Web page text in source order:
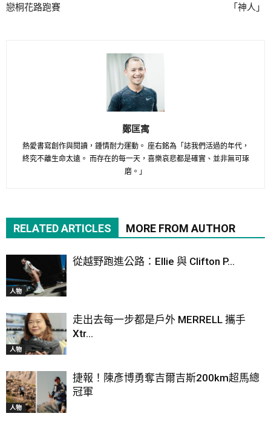
戀桐花路跑賽 「神人」
鄭匡寓
熱愛書寫創作與閱讀，鍾情耐力運動。 座右銘為「誌我們活過的年代，
終究不離生命太遠。 而存在的每一天，喜樂哀悲都是確實、並非無可琢
磨。」
RELATED ARTICLES MORE FROM AUTHOR
人物
從越野跑進公路：Ellie 與 Clifton P...
人物
走出去每一步都是戶外 MERRELL 攜手
Xtr...
人物
捷報！陳彥博勇奪吉爾吉斯200km超馬總
冠軍